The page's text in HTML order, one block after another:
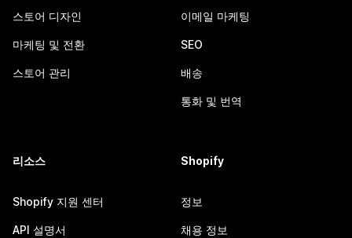
스토어 디자인
마케팅 및 전환
스토어 관리
이메일 마케팅
SEO
배송
통화 및 번역
리소스
Shopify 지원 센터
API 설명서
Shopify
정보
채용 정보